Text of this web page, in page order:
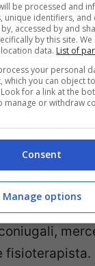
Emma Bovary
(1949).
intuito che
fedeltà
è
trova a sua
fisioterapista.
be processed and
unique identifiers, and
accessed by and
by this site.
data. List of
your personal
which you can object
for a link at the
manage or withdraw
Consent
Manage options